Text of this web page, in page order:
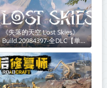
《失落的天空 Lost Skies》
Build.20984397-全DLC【单机
+联机】丨中文版网盘下载